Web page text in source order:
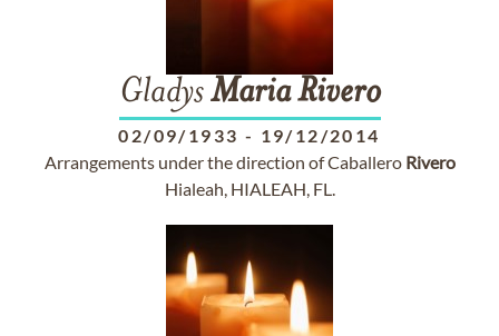
GladysMaria Rivero
02/09/1933 - 19/12/2014
Arrangements under the direction of Caballero Rivero
Hialeah, HIALEAH, FL.